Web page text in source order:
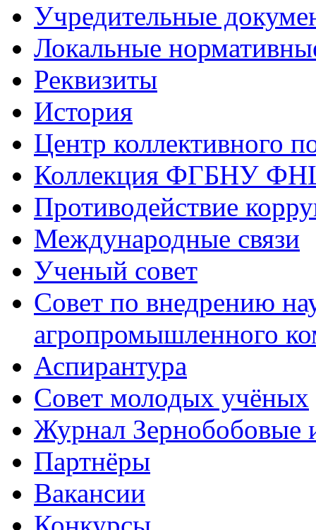
Учредительные
Локальные
Реквизиты
История
Центр коллективного
Коллекция ФГБНУ
Противодействие
Международные связи
Ученый совет
Совет по внедрению
агропромышленного
Аспирантура
Совет молодых учёных
Журнал Зернобобовые
Партнёры
Вакансии